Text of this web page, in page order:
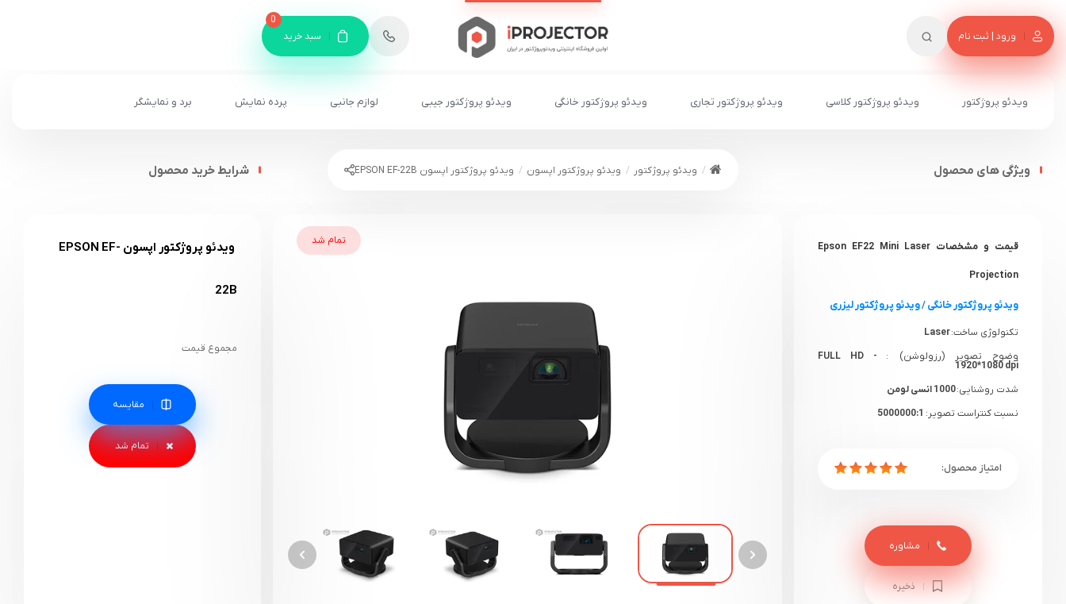
ورود | ثبت نام
8
سبد خرید
0
ویدئو پروژکتور ویدئو پروژکتور کلاسی ویدئو پروژکتور تجاری ویدئو پروژکتور خانگی ویدئو پروژکتور جیبی لوازم جانبی پرده نمایش برد و نمایشگر
ویدئو پروژکتور ویدئو پروژکتور اپسون ویدئو پروژکتور اپسون EPSON EF-22B
تمام شد
شرایط خرید محصول
ویدئو پروژکتور اپسون EPSON EF-
22B
مجموع قیمت
مقایسه
ویژگی های محصول
قیمت و مشخصات Epson EF22 Mini Laser
Projection
ویدئو پروژکتور خانگی/ویدئو پروژکتور لیزری
تکنولوژی ساخت:Laser
وضوح تصویر (رزولوشن) :
FULL HD -
1920*1080 dpi
شدت روشنایی:1000 انسی لومن
نسبت کنتراست تصویر:
ذخیره
مشاوره